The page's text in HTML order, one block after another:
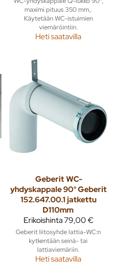
maximi pituus 350 mm,.
Käytetään WC-istuimien
viemäröintiin.
Heti saatavilla
GeberitWC-
yhdyskappale 90° Geberit
152.647.00.1 jatkettu
D110mm
Erikoishinta79,00 €
Geberit liitosyhde lattia-WC:n
kytkentään seinä- tai
lattiaviemäriin.
Heti saatavilla